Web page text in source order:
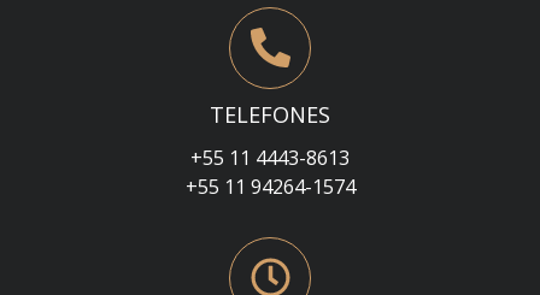
TELEFONES
+55 11 4443-8613
+55 11 94264-1574